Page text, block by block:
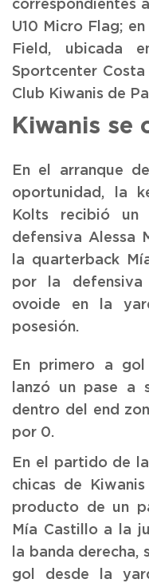
correspondientes
U10 Micro Flag;
Field, ubicada
Sportcenter
Club Kiwanis de
Kiwanis se
En el arranque
oportunidad, la
Kolts recibió
defensiva Alessa
la quarterback
por la
ovoide en la
posesión.
En primero a gol
lanzó un pase a
dentro del end
por 0.
En el partido de
chicas de
producto de un
Mía Castillo a la
la banda derecha,
gol desde la